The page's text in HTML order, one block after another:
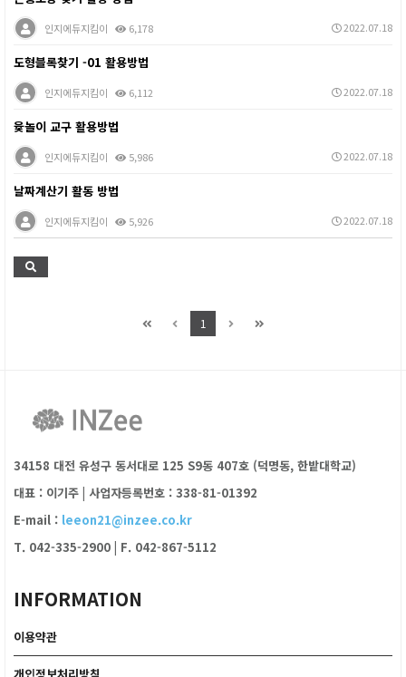
인지에듀지킴이 6,178 2022.07.18
도형블록찾기 -01 활용방법
인지에듀지킴이 6,112 2022.07.18
윷놀이 교구 활용방법
인지에듀지킴이 5,986 2022.07.18
날짜계산기 활동 방법
인지에듀지킴이 5,926 2022.07.18
1
34158 대전 유성구 동서대로 125 S9동 407호 (덕명동, 한밭대학교)
대표 : 이기주 | 사업자등록번호 : 338-81-01392
E-mail : leeon21@inzee.co.kr
T. 042-335-2900 | F. 042-867-5112
INFORMATION
이용약관